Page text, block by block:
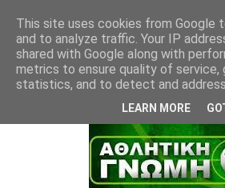
This site uses cookies from Google
and to analyze traffic. Your IP
shared with Google along with
metrics to ensure quality of service,
statistics, and to detect and
LEARN MORE